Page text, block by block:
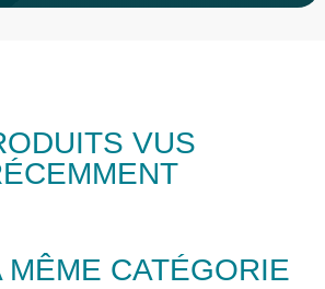
VUS
MÊME CATÉGORIE